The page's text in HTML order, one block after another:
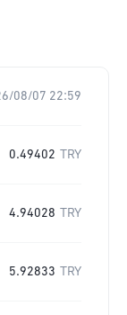
08/07 22:59
0.49402 TRY
4.94028 TRY
5.92833 TRY